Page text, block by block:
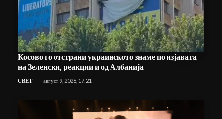
Косово го отстрани украинското знаме по изјавата
на Зеленски, реакции и од Албанија
СВЕТ август 9, 2026, 17:21